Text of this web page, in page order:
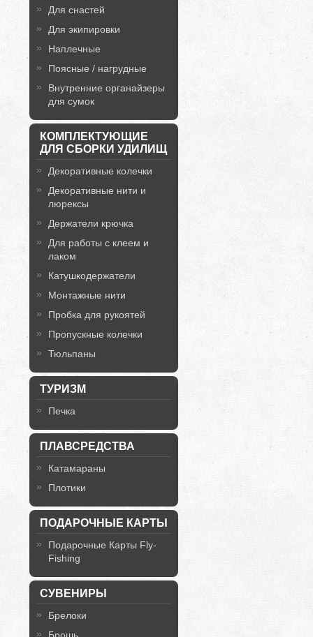
Для снастей
Для экипировки
Наплечные
Поясные / нагрудные
Внутренние органайзеры
для сумок
КОМПЛЕКТУЮЩИЕ
ДЛЯ СБОРКИ УДИЛИЩ
Декоративные колечки
Декоративные нити и
люрексы
Держатели крючка
Для работы с клеем и
лаком
Катушкодержатели
Монтажные нити
Пробка для рукоятей
Пропускные колечки
Тюльпаны
ТУРИЗМ
Печка
ПЛАВСРЕДСТВА
Катамараны
Плотики
ПОДАРОЧНЫЕ КАРТЫ
Подарочные Карты Fly-
Fishing
СУВЕНИРЫ
Брелоки